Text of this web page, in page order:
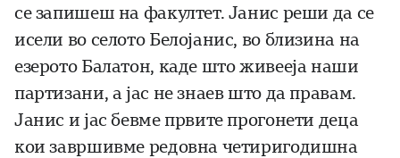
се запишеш на факултет. Јанис реши да се
исели во селото Белојанис, во близина на
езерото Балатон, каде што живееја наши
партизани, а јас не знаев што да правам.
Јанис и јас бевме првите прогонети деца
кои завршивме редовна четиригодишна